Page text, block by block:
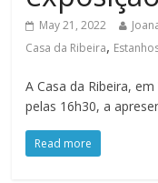
May 21, 2022
Casa da Ribeira,
A Casa da Ribeira,
pelas 16h30, a
Read more